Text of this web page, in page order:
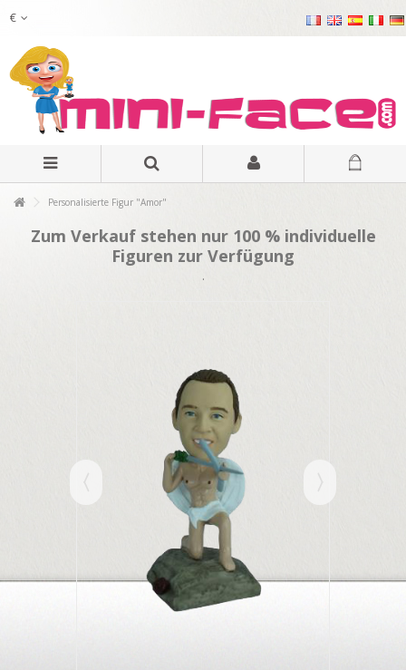
€
Personalisierte Figur "Amor"
Zum Verkauf stehen nur 100 % individuelle
Figuren zur Verfügung
.